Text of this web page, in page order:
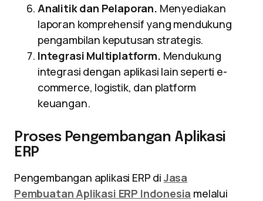
Analitik dan Pelaporan. Menyediakan
laporan komprehensif yang mendukung
pengambilan keputusan strategis.
Integrasi Multiplatform. Mendukung
integrasi dengan aplikasi lain seperti e-
commerce, logistik, dan platform
keuangan.
Proses Pengembangan Aplikasi
ERP
Pengembangan aplikasi ERP di Jasa
Pembuatan Aplikasi ERP Indonesia melalui